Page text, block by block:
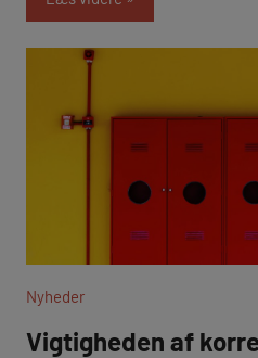
Nyheder
Vigtigheden af